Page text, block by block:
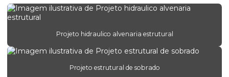
Engenharia estrutural para edifícios comerciais
Engenharia estrutural para obras comerciais
Engenharia de estruturas protendidas
Engenheiro estrutural
Projeto hidraulico alvenaria estrutural
Projeto estrutural de sobrado